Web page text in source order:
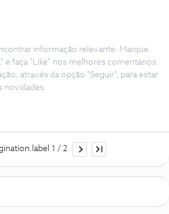
informação relevante. Marque
e faça "Like" nos melhores comentários.
através da opção "Seguir", para estar
novidades.
1 / 2